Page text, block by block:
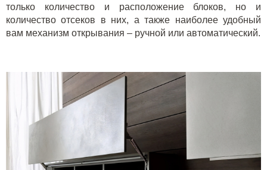
только количество и расположение блоков, но и
количество отсеков в них, а также наиболее удобный
вам механизм открывания – ручной или автоматический.